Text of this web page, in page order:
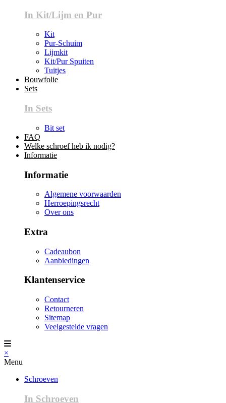
In Kit/Lijm en Pur
Kit
Pur-Schuim
Lijmkit
Kit/Pur Spuiten
Tuitjes
Bouwfolie
Sets
In Sets
Bit set
FAQ
Welke schroef heb ik nodig?
Informatie
Informatie
Algemene voorwaarden
Herroepingsrecht
Over ons
Extra
Cadeaubon
Aanbiedingen
Klantenservice
Contact
Retourneren
Sitemap
Veelgestelde vragen
×
Menu
Schroeven
In Schroeven